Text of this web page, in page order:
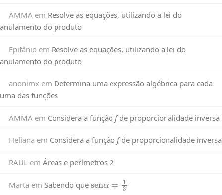
AMMA em Resolve as equações, utilizando a lei do
anulamento do produto
Epifânio em Resolve as equações, utilizando a lei do
anulamento do produto
anonimx em Determina uma expressão algébrica para cada
uma das funções
AMMA em Considera a função fde proporcionalidade inversa
Heliana em Considera a função fde proporcionalidade inversa
RAUL em Áreas e perímetros 2
Marta em Sabendo que 3